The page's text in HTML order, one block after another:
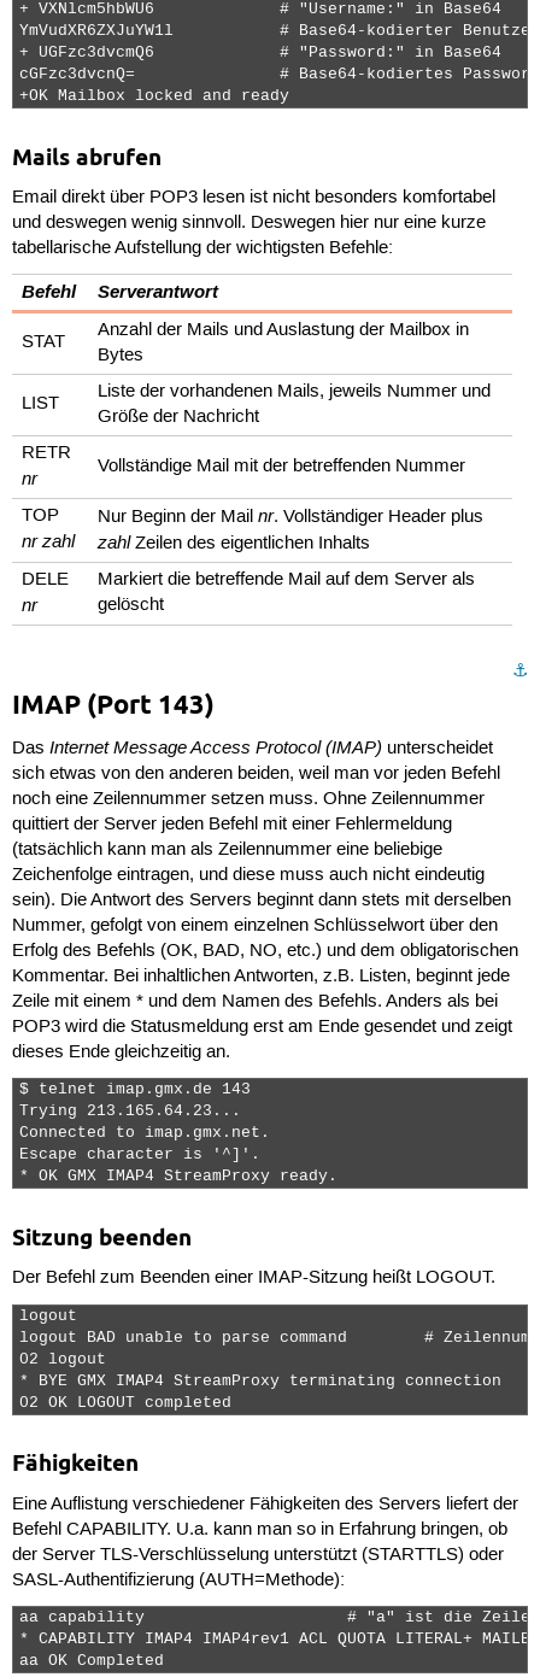
+ VXNlcm5hbWU6             # "Username:" in Base64
YmVudXR6ZXJuYW1l           # Base64-kodierter
+ UGFzc3dvcmQ6             # "Password:" in Base64
cGFzc3dvcnQ=               # Base64-kodiertes Passwort
+OK Mailbox locked and ready
Mails abrufen
Email direkt über POP3 lesen ist nicht besonders komfortabel
und deswegen wenig sinnvoll. Deswegen hier nur eine kurze
tabellarische Aufstellung der wichtigsten Befehle:
Befehl Serverantwort
STAT
Anzahl der Mails und Auslastung der Mailbox in
Bytes
LIST
Liste der vorhandenen Mails, jeweils Nummer und
Größe der Nachricht
RETR
nr Vollständige Mail mit der betreffenden Nummer
TOP
nr zahl
Nur Beginn der Mailnr. Vollständiger Header plus
zahlZeilen des eigentlichen Inhalts
DELE
nr
Markiert die betreffende Mail auf dem Server als
gelöscht
⚓︎
IMAP (Port 143)
Das Internet Message Access Protocol (IMAP) unterscheidet
sich etwas von den anderen beiden, weil man vor jeden Befehl
noch eine Zeilennummer setzen muss. Ohne Zeilennummer
quittiert der Server jeden Befehl mit einer Fehlermeldung
(tatsächlich kann man als Zeilennummer eine beliebige
Zeichenfolge eintragen, und diese muss auch nicht eindeutig
sein). Die Antwort des Servers beginnt dann stets mit derselben
Nummer, gefolgt von einem einzelnen Schlüsselwort über den
Erfolg des Befehls (OK, BAD, NO, etc.) und dem obligatorischen
Kommentar. Bei inhaltlichen Antworten, z.B. Listen, beginnt jede
Zeile mit einem *und dem Namen des Befehls. Anders als bei
POP3 wird die Statusmeldung erst am Ende gesendet und zeigt
dieses Ende gleichzeitig an.
$ telnet imap.gmx.de 143
Trying 213.165.64.23...
Connected to imap.gmx.net.
Escape character is '^]'.
* OK GMX IMAP4 StreamProxy ready.
Sitzung beenden
Der Befehl zum Beenden einer IMAP-Sitzung heißt LOGOUT.
logout
logout BAD unable to parse command        #
02 logout
* BYE GMX IMAP4 StreamProxy terminating connection
02 OK LOGOUT completed
Fähigkeiten
Eine Auflistung verschiedener Fähigkeiten des Servers liefert der
Befehl CAPABILITY. U.a. kann man so in Erfahrung bringen, ob
der Server TLS-Verschlüsselung unterstützt (STARTTLS) oder
SASL-Authentifizierung (AUTH=Methode):
aa capability                     # "a" ist die
* CAPABILITY IMAP4 IMAP4rev1 ACL QUOTA LITERAL+ MAILBOX-
aa OK Completed